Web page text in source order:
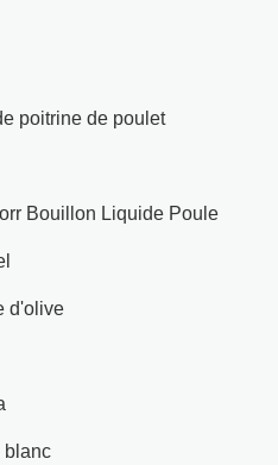
poitrine de poulet
Bouillon Liquide Poule
d'olive
blanc